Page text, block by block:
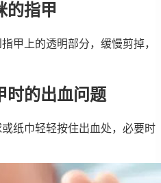
的指甲
甲上的透明部分，缓慢剪掉，
时的出血问题
纸巾轻轻按住出血处，必要时